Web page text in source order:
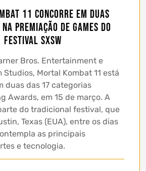
11 concorre em duas
premiação de games do
festival SXSW
Bros. Entertainment e
Studios, Mortal Kombat 11 está
duas das 17 categorias
Awards, em 15 de março. A
do tradicional festival, que
Texas (EUA), entre os dias
as principais
e tecnologia.